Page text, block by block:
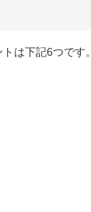
は下記6つです。